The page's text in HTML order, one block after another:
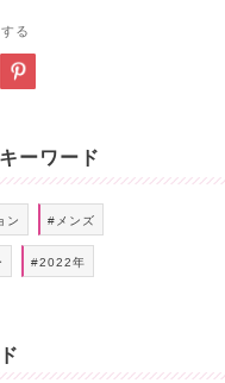
る
ーワード
ン #メンズ
#2022年